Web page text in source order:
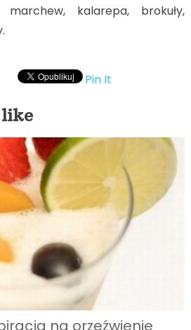
marchew, kalarepa, brokuły,
Pin It
na orzeźwienie